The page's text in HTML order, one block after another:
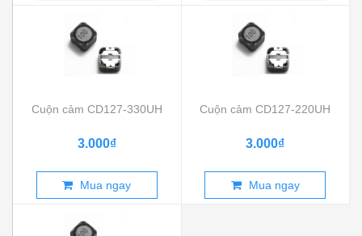
Cuộn cảm CD127-330UH
3.000₫
Mua ngay
Cuộn cảm CD127-220UH
3.000₫
Mua ngay